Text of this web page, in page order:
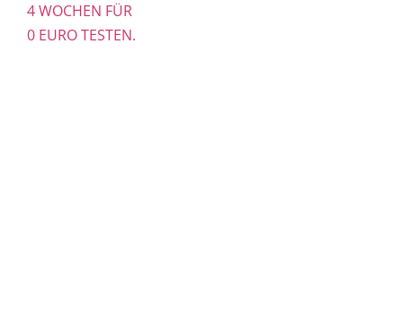
4 WOCHEN FÜR
0 EURO TESTEN.